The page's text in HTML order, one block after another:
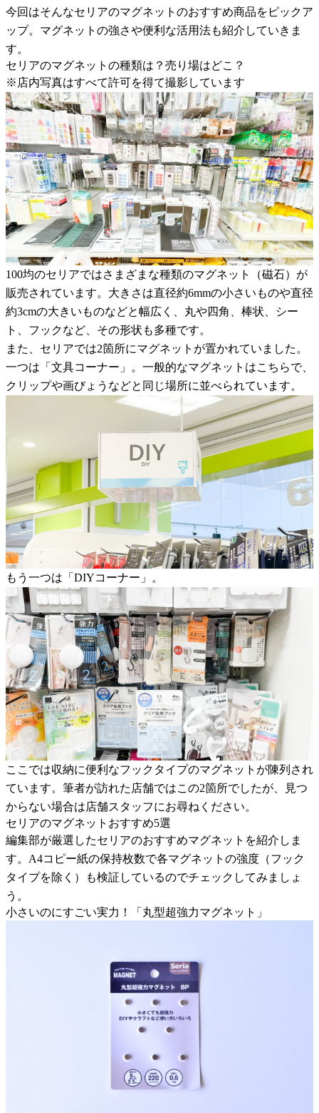
今回はそんなセリアのマグネットのおすすめ商品をピックア
ップ。マグネットの強さや便利な活用法も紹介していきま
す。
セリアのマグネットの種類は？売り場はどこ？
※店内写真はすべて許可を得て撮影しています
100均のセリアではさまざまな種類のマグネット（磁石）が
販売されています。大きさは直径約6mmの小さいものや直径
約3cmの大きいものなどと幅広く、丸や四角、棒状、シー
ト、フックなど、その形状も多種です。
また、セリアでは2箇所にマグネットが置かれていました。
一つは「文具コーナー」。一般的なマグネットはこちらで、
クリップや画びょうなどと同じ場所に並べられています。
もう一つは「DIYコーナー」。
ここでは収納に便利なフックタイプのマグネットが陳列され
ています。筆者が訪れた店舗ではこの2箇所でしたが、見つ
からない場合は店舗スタッフにお尋ねください。
セリアのマグネットおすすめ5選
編集部が厳選したセリアのおすすめマグネットを紹介しま
す。A4コピー紙の保持枚数で各マグネットの強度（フック
タイプを除く）も検証しているのでチェックしてみましょ
う。
小さいのにすごい実力！「丸型超強力マグネット」